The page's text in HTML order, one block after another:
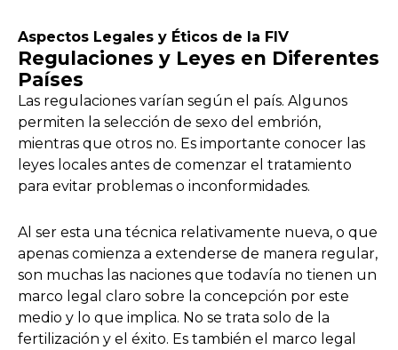
Aspectos Legales y Éticos de la FIV
Regulaciones y Leyes en Diferentes
Países
Las regulaciones varían según el país. Algunos
permiten la selección de sexo del embrión,
mientras que otros no. Es importante conocer las
leyes locales antes de comenzar el tratamiento
para evitar problemas o inconformidades.
Al ser esta una técnica relativamente nueva, o que
apenas comienza a extenderse de manera regular,
son muchas las naciones que todavía no tienen un
marco legal claro sobre la concepción por este
medio y lo que implica. No se trata solo de la
fertilización y el éxito. Es también el marco legal